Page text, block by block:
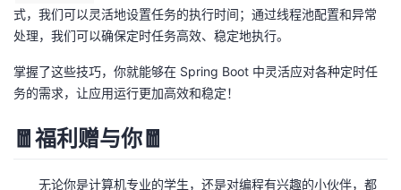
式，我们可以灵活地设置任务的执行时间；通过线程池配置和异常
处理，我们可以确保定时任务高效、稳定地执行。
掌握了这些技巧，你就能够在 Spring Boot 中灵活应对各种定时任
务的需求，让应用运行更加高效和稳定！
🧧福利赠与你🧧
无论你是计算机专业的学生，还是对编程有兴趣的小伙伴，都